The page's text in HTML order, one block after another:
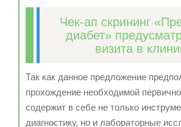
Чек-ап скрининг
диабет»
визита в
Так как данное предложение
прохождение необходимой
содержит в себе не только
диагностику, но и лабораторные